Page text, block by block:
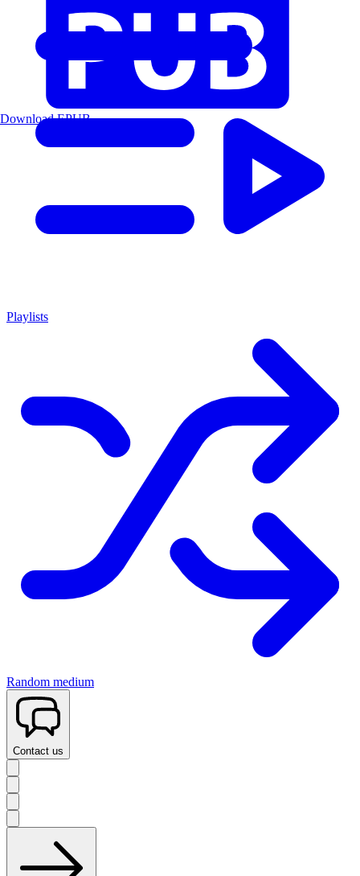
Playlists
Random medium
Contact us
Download EPUB